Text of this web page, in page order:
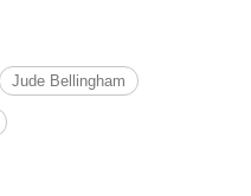
Jude Bellingham